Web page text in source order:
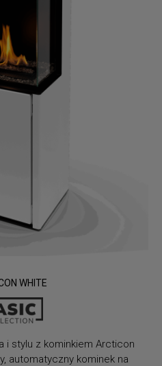
WHITE
i stylu z kominkiem Arcticon
automatyczny kominek na